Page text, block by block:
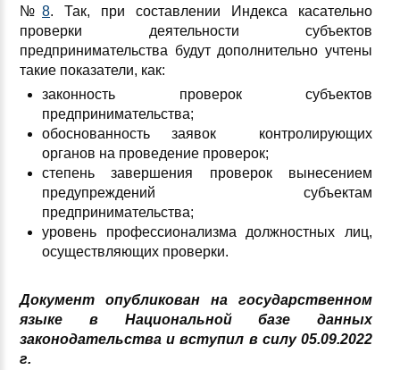
№8. Так, при составлении Индекса касательно
проверки деятельности субъектов
предпринимательства будут дополнительно учтены
такие показатели, как:
законность проверок субъектов
предпринимательства;
обоснованность заявок контролирующих
органов на проведение проверок;
степень завершения проверок вынесением
предупреждений субъектам
предпринимательства;
уровень профессионализма должностных лиц,
осуществляющих проверки.
Документ опубликован на государственном
языке в Национальной базе данных
законодательства и вступил в силу 05.09.2022
г.